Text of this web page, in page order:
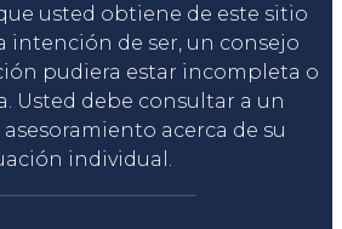
usted obtiene de este sitio
intención de ser, un consejo
pudiera estar incompleta o
Usted debe consultar a un
acerca de su
individual.